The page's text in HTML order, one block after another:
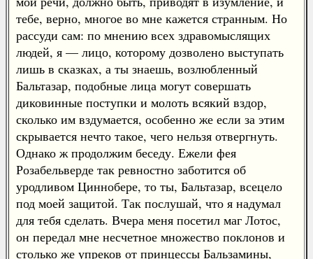
тебе, верно, многое во мне кажется странным. Но
рассуди сам: по мнению всех здравомыслящих
людей, я — лицо, которому дозволено выступать
лишь в сказках, а ты знаешь, возлюбленный
Бальтазар, подобные лица могут совершать
диковинные поступки и молоть всякий вздор,
сколько им вздумается, особенно же если за этим
скрывается нечто такое, чего нельзя отвергнуть.
Однако ж продолжим беседу. Ежели фея
Розабельверде так ревностно заботится об
уродливом Циннобере, то ты, Бальтазар, всецело
под моей защитой. Так послушай, что я надумал
для тебя сделать. Вчера меня посетил маг Лотос,
он передал мне несчетное множество поклонов и
столько же упреков от принцессы Бальзамины,